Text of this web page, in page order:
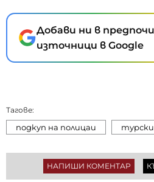
Добави ни в
източници в Google
Тагове:
подкуп на полицаи
НАПИШИ КОМЕНТАР